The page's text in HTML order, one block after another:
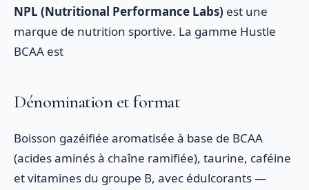
NPL (Nutritional Performance Labs) est une
marque de nutrition sportive. La gamme Hustle
BCAA est
Dénomination et format
Boisson gazéifiée aromatisée à base de BCAA
(acides aminés à chaîne ramifiée), taurine, caféine
et vitamines du groupe B, avec édulcorants —